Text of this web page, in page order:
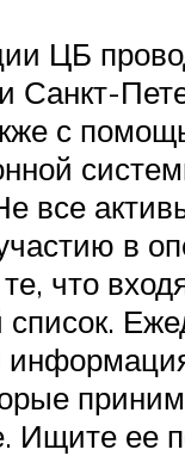
ЦБ
Санкт-
с
все
в
что
Ищите ее